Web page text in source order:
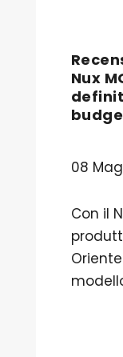
Nux
08
Con il